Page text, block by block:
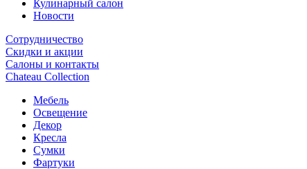
Кулинарный салон
Новости
Сотрудничество
Скидки и акции
Салоны и контакты
Chateau Collection
Мебель
Освещение
Декор
Кресла
Сумки
Фартуки